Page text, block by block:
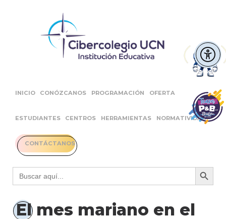
INICIO CONÓZCANOS PROGRAMACIÓN OFERTA
ESTUDIANTES CENTROS HERRAMIENTAS NORMATIVIDAD
CONTÁCTANOS
Buscar: Botón
El mes mariano en el